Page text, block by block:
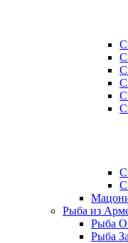
Рыба из
Рыба
Рыба